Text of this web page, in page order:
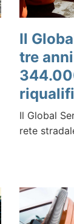
Il
tre
Il Global
rete